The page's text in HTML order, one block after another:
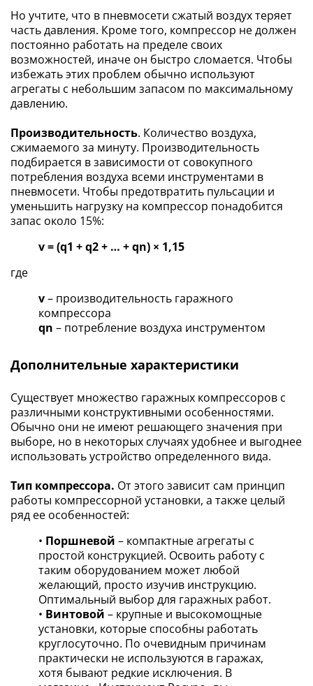
Но учтите, что в пневмосети сжатый воздух теряет
часть давления. Кроме того, компрессор не должен
постоянно работать на пределе своих
возможностей, иначе он быстро сломается. Чтобы
избежать этих проблем обычно используют
агрегаты с небольшим запасом по максимальному
давлению.
Производительность. Количество воздуха,
сжимаемого за минуту. Производительность
подбирается в зависимости от совокупного
потребления воздуха всеми инструментами в
пневмосети. Чтобы предотвратить пульсации и
уменьшить нагрузку на компрессор понадобится
запас около 15%:
v = (q1 + q2 + … + qn) × 1,15
где
v– производительность гаражного
компрессора
qn – потребление воздуха инструментом
Дополнительные характеристики
Существует множество гаражных компрессоров с
различными конструктивными особенностями.
Обычно они не имеют решающего значения при
выборе, но в некоторых случаях удобнее и выгоднее
использовать устройство определенного вида.
Тип компрессора. От этого зависит сам принцип
работы компрессорной установки, а также целый
ряд ее особенностей:
• Поршневой – компактные агрегаты с
простой конструкцией. Освоить работу с
таким оборудованием может любой
желающий, просто изучив инструкцию.
Оптимальный выбор для гаражных работ.
• Винтовой – крупные и высокомощные
установки, которые способны работать
круглосуточно. По очевидным причинам
практически не используются в гаражах,
хотя бывают редкие исключения. В